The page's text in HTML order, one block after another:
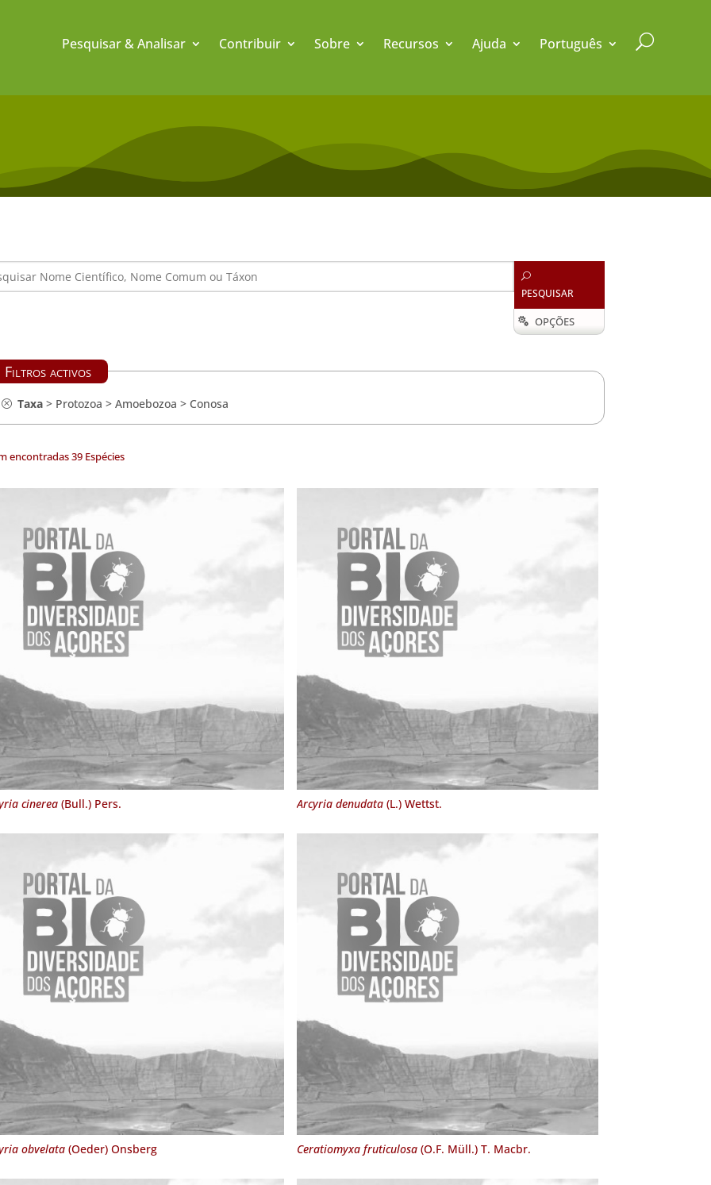
Pesquisar & Analisar Contribuir Sobre Recursos Ajuda Português U
U
PESQUISAR
 OPÇÕES
Filtros activos
Taxa> Protozoa > Amoebozoa > Conosa
encontradas 39 Espécies
cinerea(Bull.) Pers. Arcyria denudata(L.) Wettst.
obvelata(Oeder) Onsberg Ceratiomyxa fruticulosa(O.F. Müll.) T. Macbr.